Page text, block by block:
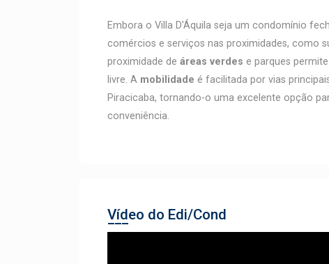
Embora o Villa D'Áquila seja um condomínio
comércios e serviços nas proximidades, como
proximidade de áreas verdes e parques
livre. A mobilidade é facilitada por vias
Piracicaba, tornando-o uma excelente opção
conveniência.
Vídeo do Edi/Cond